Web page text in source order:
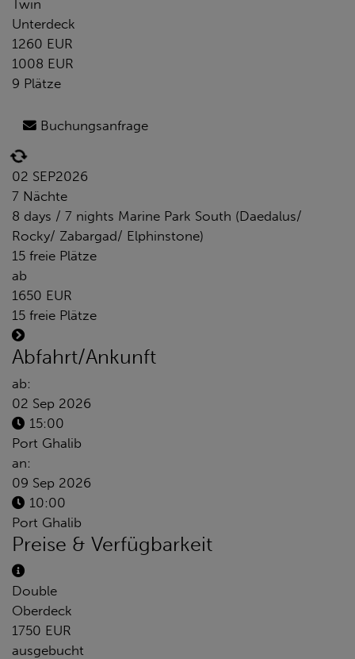
Twin
Unterdeck
1260 EUR
1008 EUR
9 Plätze
Buchungsanfrage
02 SEP2026
7 Nächte
8 days / 7 nights Marine Park South (Daedalus/
Rocky/ Zabargad/ Elphinstone)
15 freie Plätze
ab
1650 EUR
15 freie Plätze
Abfahrt/Ankunft
ab:
02 Sep 2026
15:00
Port Ghalib
an:
09 Sep 2026
10:00
Port Ghalib
Preise & Verfügbarkeit
Double
Oberdeck
1750 EUR
ausgebucht